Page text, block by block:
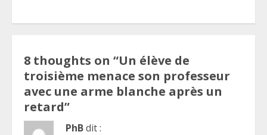
8 thoughts on “Un élève de
troisième menace son professeur
avec une arme blanche après un
retard”
PhBdit :